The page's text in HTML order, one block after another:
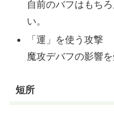
自前のバフはもち
い。
「運」を使う攻撃
魔攻デバフの影響
短所